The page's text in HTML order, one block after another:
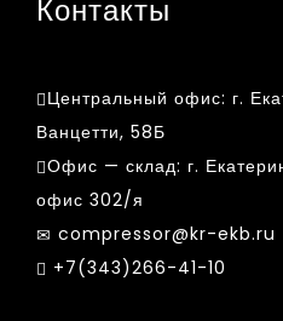
Контакты
Центральный офис: г.
Ванцетти, 58Б
Офис — склад: г.
офис 302/я
compressor@kr-ekb.ru
+7(343)266-41-10